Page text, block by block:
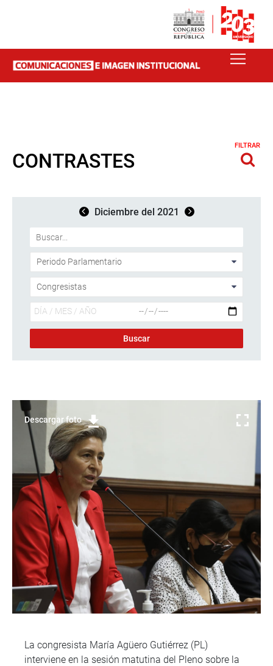
CONTRASTES
FILTRAR
Diciembre del 2021
Descargar foto
La congresista María Agüero Gutiérrez (PL)
interviene en la sesión matutina del Pleno sobre la